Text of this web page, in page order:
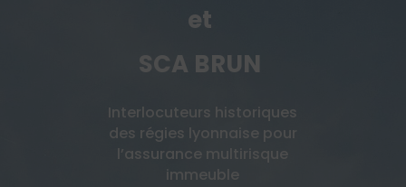
et
SCA BRUN
Interlocuteurs historiques
des régies lyonnaise pour
l’assurance multirisque
immeuble